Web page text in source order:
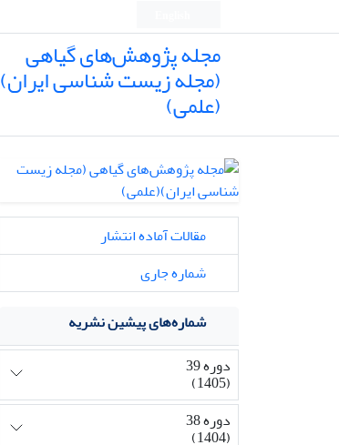
مجله پژوهش‌های گیاهی
(مجله زیست شناسی ایران)
(علمی)
مقالات آماده انتشار
شماره جاری
شماره‌های پیشین نشریه
دوره 39
(1405)
دوره 38
(1404)